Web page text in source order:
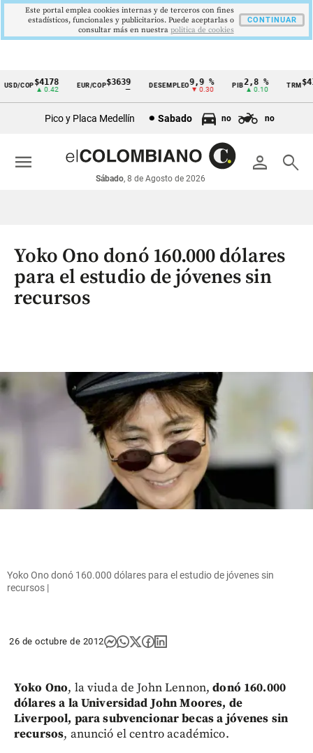
Cintillo
económicos
Colombia
COP$4178
▲ 0.42
EUR/COP$3639 DESEMPLEO 9,9 %
▼ 0.30
PIB2,8 %
▲ 0.10
TRM
Pico y Placa Medellín Sabado no no
person search
Sábado, 8 de Agosto de 2026
menu
Yoko Ono donó 160.000 dólares
para el estudio de jóvenes sin
recursos
Yoko Ono donó 160.000 dólares para el estudio de jóvenes sin
recursos |
26 de octubre de 2012
Yoko Ono, la viuda de John Lennon,donó 160.000
dólares a la Universidad John Moores, de
Liverpool, para subvencionar becas a jóvenes sin
recursos, anunció el centro académico.
Este portal emplea cookies internas y de terceros con fines
estadísticos, funcionales y publicitarios. Puede aceptarlas o
consultar más en nuestra politica de cookies
CONTINUAR